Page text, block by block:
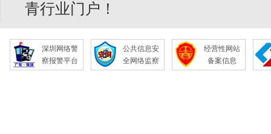
青行业门户！
深圳网络警
察报警平台
公共信息安
全网络监察
经营性网站
备案信息